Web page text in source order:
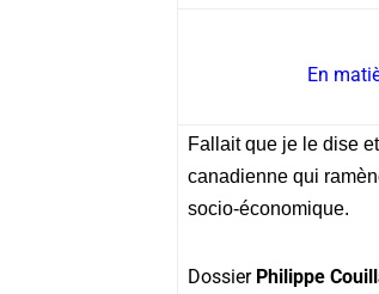
En
Fallait que je le dise
canadienne qui
socio-économique.
Dossier Philippe